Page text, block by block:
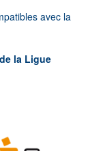
avec la
la Ligue